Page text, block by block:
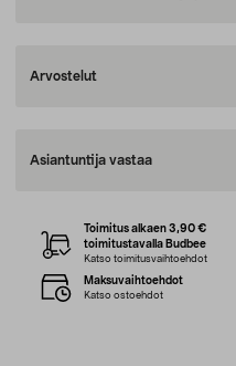
Arvostelut
Asiantuntija vastaa
Toimitus alkaen 3,90 €
toimitustavalla Budbee
Katso toimitusvaihtoehdot
Maksuvaihtoehdot
Katso ostoehdot